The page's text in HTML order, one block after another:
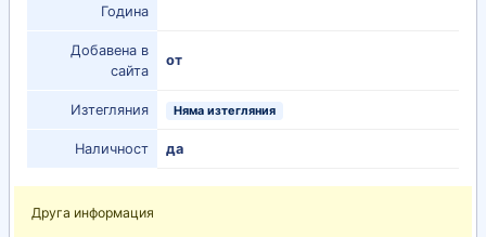
Година
Добавена в
сайта
от
Изтегляния Няма изтегляния
Наличност да
Друга информация